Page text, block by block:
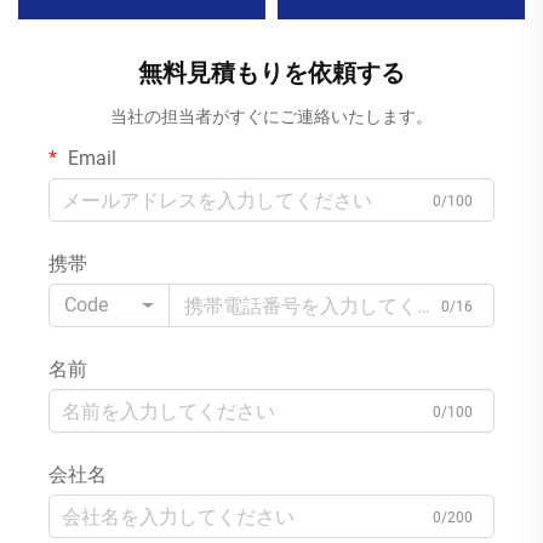
無料見積もりを依頼する
当社の担当者がすぐにご連絡いたします。
Email
0/100
携帯
Code
0/16
名前
0/100
会社名
0/200